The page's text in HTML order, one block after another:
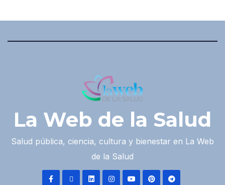
La Web de la Salud
Salud pública, ciencia, cultura y bienestar en La Web
de la Salud